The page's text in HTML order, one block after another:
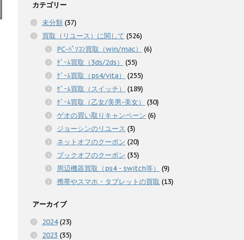
カテゴリー
未分類 (37)
買取（リユース）に関して (526)
PC-ﾊﾟｿｺﾝ買取（win/mac）
(6)
ｹﾞｰﾑ買取（3ds/2ds）
(55)
ｹﾞｰﾑ買取（ps4/vita）
(255)
ｹﾞｰﾑ買取（スイッチ）
(189)
ｹﾞｰﾑ買取（乙女/美男-美女）
(30)
ゲオの買い取りキャンペーン (6)
ジョーシンのリユース (3)
ネットオフのクーポン (20)
ブックオフのクーポン (35)
周辺機器買取（ps4・switch等）
(9)
携帯やスマホ・タブレットの買取 (13)
アーカイブ
2024(23)
2023 (35)